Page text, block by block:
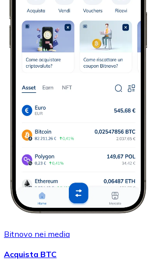
Bitnovo nei media
Acquista BTC